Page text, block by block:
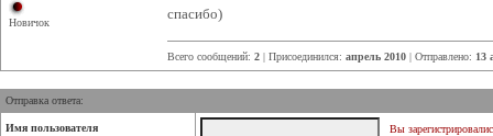
Новичок
спасибо)
Всего сообщений: 2 | Присоединился: апрель 2010 | Отправлено: 13
Отправка ответа:
Имя пользователя Вы